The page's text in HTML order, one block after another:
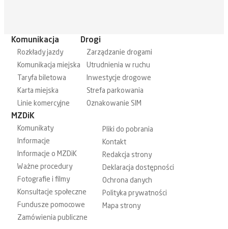
Komunikacja
Rozkłady jazdy
Komunikacja miejska
Taryfa biletowa
Karta miejska
Linie komercyjne
Drogi
Zarządzanie drogami
Utrudnienia w ruchu
Inwestycje drogowe
Strefa parkowania
Oznakowanie SIM
MZDiK
Komunikaty
Informacje
Informacje o MZDiK
Ważne procedury
Fotografie i filmy
Konsultacje społeczne
Fundusze pomocowe
Zamówienia publiczne
Pliki do pobrania
Kontakt
Redakcja strony
Deklaracja dostępności
Ochrona danych
Polityka prywatności
Mapa strony